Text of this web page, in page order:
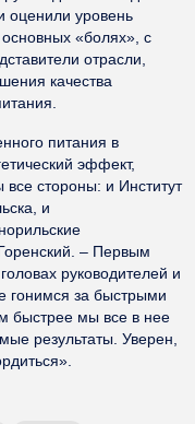
оценили уровень
«болях», с
отрасли,
качества
питания в
эффект,
все стороны: и Институт
и
– Первым
руководителей и
гонимся за быстрыми
быстрее мы все в нее
результаты. Уверен,